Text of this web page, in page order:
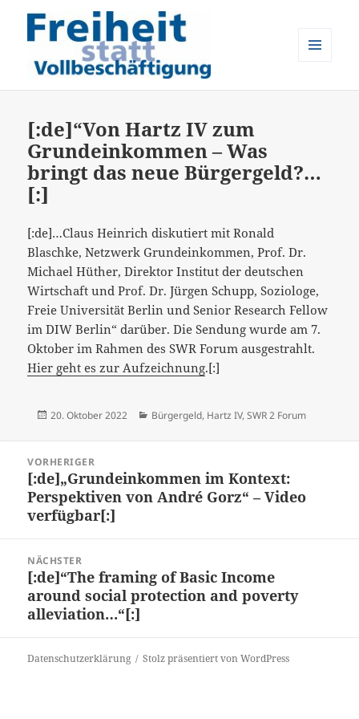
[:de]“Von Hartz IV zum
Grundeinkommen – Was
bringt das neue Bürgergeld?…
[:]
[:de]…Claus Heinrich diskutiert mit Ronald
Blaschke, Netzwerk Grundeinkommen, Prof. Dr.
Michael Hüther, Direktor Institut der deutschen
Wirtschaft und Prof. Dr. Jürgen Schupp, Soziologe,
Freie Universität Berlin und Senior Research Fellow
im DIW Berlin“ darüber. Die Sendung wurde am 7.
Oktober im Rahmen des SWR Forum ausgestrahlt.
Hier geht es zur Aufzeichnung.[:]
Veröffentlicht
20. Oktober 2022 Kategorien
Bürgergeld, Hartz IV, SWR 2 Forum
VORHERIGER
Vorheriger
Beitrag:
[:de]„Grundeinkommen im Kontext:
Perspektiven von André Gorz“ – Video
verfügbar[:]
NÄCHSTER
Nächster
Beitrag:
[:de]“The framing of Basic Income
around social protection and poverty
alleviation…“[:]
Datenschutzerklärung Stolz präsentiert von WordPress